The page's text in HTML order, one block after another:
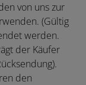
von uns zur
(Gültig
werden.
der Käufer
den